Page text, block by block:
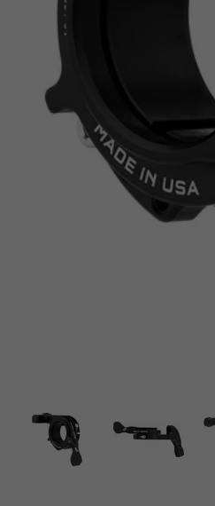
Wolf Tooth Components